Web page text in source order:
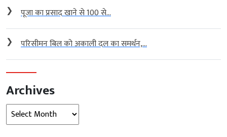
❯ पूजा का प्रसाद खाने से 100 से...
❯ परिसीमन बिल को अकाली दल का समर्थन,...
Archives
Archives